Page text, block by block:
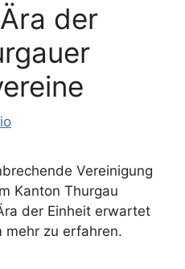
der
Vereinigung
Kanton Thurgau
der Einheit erwartet
mehr zu erfahren.